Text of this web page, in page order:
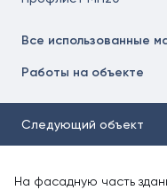
Все использованные
Работы на объекте
Следующий объект
На фасадную часть